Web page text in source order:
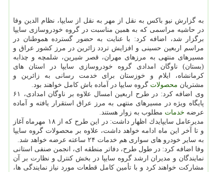
به گزارش نیو باكس به نقل از مهر به نقل از سایپا، نظام الدین وفا
در حاشیه مراسمی كه به همین مناسبت در گروه خودروسازی سایپا
برگزار شد، اضافه كرد: با عنایت به حضور گسترده هموطنان در
مراسم اربعین حسینی و افزایش تردد زائرین در مرز كشور عراق و
مسیرهای منتهی به مرزهای مهران، قصر شیرین، شلمچه و چذابه
(بستان) ناوگان امدادی گروه خودروسازی سایپا در استان های
كرمانشاه، ایلام و خوزستان برای خدمت رسانی به زائرین و
مشتریان محصولات گروه سایپا در آماده باش كامل خواهند بود.
وی اضافه كرد: در طرح اربعین امسال علاوه بر ناوگان امدادی، ۶۱
پایگاه ویژه در مسیرهای منتهی به مرز عراق استقرار یافته و آماده
عرضه خدمات مطلوب به زوار هستند.
مدیرعامل سایپایدك اظهار داشت: در این طرح كه از ۱۸ مهرماه آغاز
و تا آخر این ماه ادامه خواهد داشت، علاوه بر محصولات گروه سایپا
به سایر خودرو های سواری هم خدمات ۲۴ ساعته عرضه خواهد شد.
وفا اضافه كرد: در طول طرح، دفاتر منطقه ای، انجمن صنفی استانی
نمایندگان و مدیران ارشد گروه سایپا در بخش كنترل و نظارت بر آن
مشاركت خواهند كرد و با تأمین كامل قطعات مورد نیاز نمایندگی ها،